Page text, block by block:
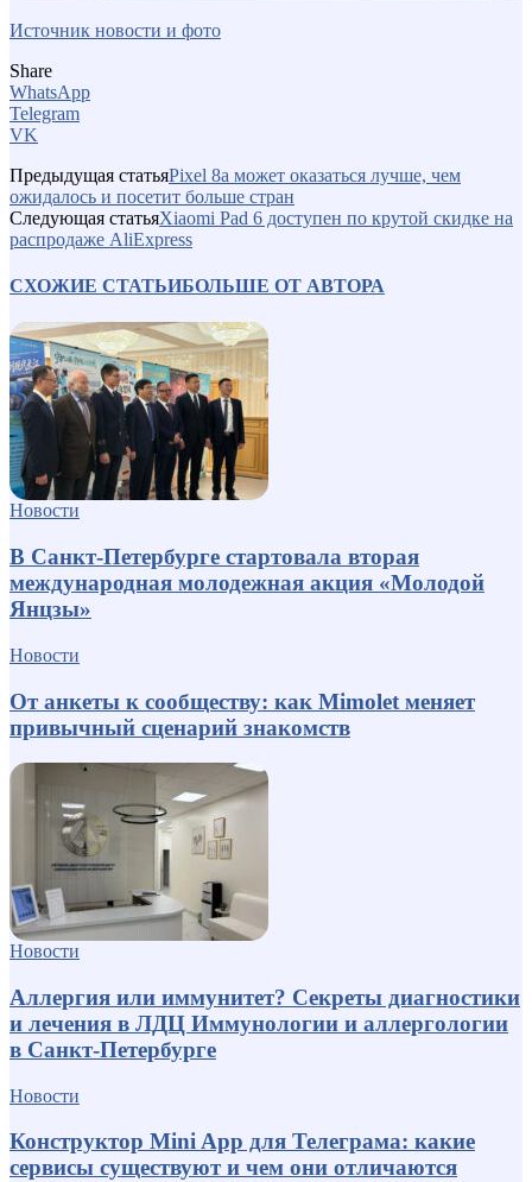
Источник новости и фото
Share
WhatsApp
Telegram
VK
Предыдущая статьяPixel 8a может оказаться лучше, чем
ожидалось и посетит больше стран
Следующая статьяXiaomi Pad 6 доступен по крутой скидке на
распродаже AliExpress
СХОЖИЕ СТАТЬИБОЛЬШЕ ОТ АВТОРА
Новости
В Санкт-Петербурге стартовала вторая
международная молодежная акция «Молодой
Янцзы»
Новости
От анкеты к сообществу: как Mimolet меняет
привычный сценарий знакомств
Новости
Аллергия или иммунитет? Секреты диагностики
и лечения в ЛДЦ Иммунологии и аллергологии
в Санкт-Петербурге
Новости
Конструктор Mini App для Телеграма: какие
сервисы существуют и чем они отличаются